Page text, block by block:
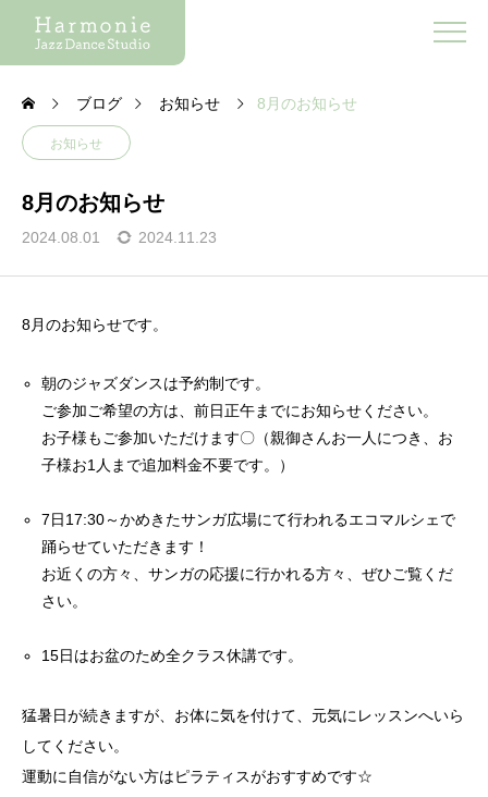
ブログ お知らせ 8月のお知らせ
お知らせ
8月のお知らせ
2024.08.01 2024.11.23
8月のお知らせです。
朝のジャズダンスは予約制です。
ご参加ご希望の方は、前日正午までにお知らせください。
お子様もご参加いただけます〇（親御さんお一人につき、お
子様お1人まで追加料金不要です。）
7日17:30～かめきたサンガ広場にて行われるエコマルシェで
踊らせていただきます！
お近くの方々、サンガの応援に行かれる方々、ぜひご覧くだ
さい。
15日はお盆のため全クラス休講です。
猛暑日が続きますが、お体に気を付けて、元気にレッスンへいら
してください。
運動に自信がない方はピラティスがおすすめです☆